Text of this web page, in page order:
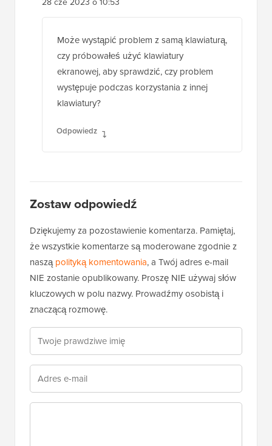
Może wystąpić problem z samą klawiaturą,
czy próbowałeś użyć klawiatury
ekranowej, aby sprawdzić, czy problem
występuje podczas korzystania z innej
klawiatury?
Odpowiedz
Zostaw odpowiedź
Dziękujemy za pozostawienie komentarza. Pamiętaj,
że wszystkie komentarze są moderowane zgodnie z
nasząpolityką komentowania, a Twój adres e-mail
NIE zostanie opublikowany. Proszę NIE używaj słów
kluczowych w polu nazwy. Prowadźmy osobistą i
znaczącą rozmowę.